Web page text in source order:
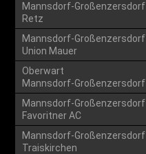
Mannsdorf-Großenzersdorf
Retz
Mannsdorf-Großenzersdorf
Union Mauer
Oberwart
Mannsdorf-Großenzersdorf
Mannsdorf-Großenzersdorf
Favoritner AC
Mannsdorf-Großenzersdorf
Traiskirchen